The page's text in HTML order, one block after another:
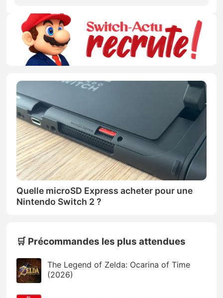
Quelle microSD Express acheter pour une
Nintendo Switch 2 ?
🛒 Précommandes les plus attendues
The Legend of Zelda: Ocarina of Time
(2026)